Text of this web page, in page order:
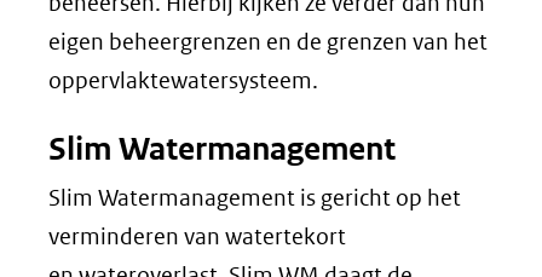
eigen beheergrenzen en de grenzen van het
oppervlaktewatersysteem.
Slim Watermanagement
Slim Watermanagement is gericht op het
verminderen van watertekort